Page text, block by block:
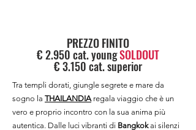
PREZZO FINITO
€ 2.950 cat. youngSOLDOUT
€ 3.150 cat. superior
Tra templi dorati, giungle segrete e mare da
sogno la THAILANDIAregala viaggio che è un
vero e proprio incontro con la sua anima più
autentica. Dalle luci vibranti di Bangkokai silenzi